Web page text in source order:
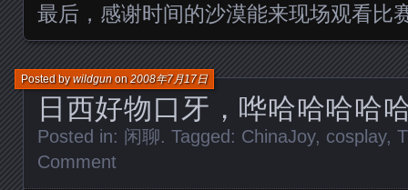
最后，感谢时间的沙漠能来现场观看比
日西好物口牙，哗哈哈哈哈
Posted bywildgunon2008年7月17日
Posted in: 闲聊. Tagged: ChinaJoy, cosplay,
Comment